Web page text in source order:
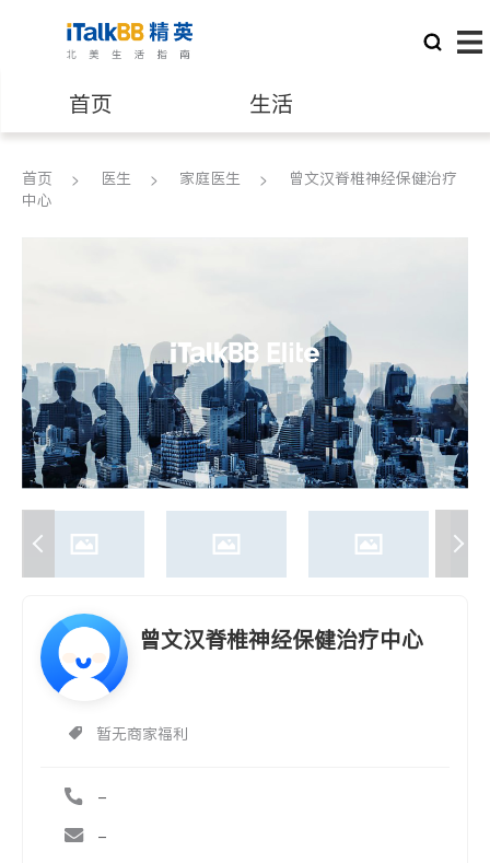
首页 生活
医生 律师
养老 非盈利组织
首页 医生 家庭医生
曾文汉脊椎神经保健治疗
中心
曾文汉脊椎神经保健治疗中心
暂无商家福利
-
-